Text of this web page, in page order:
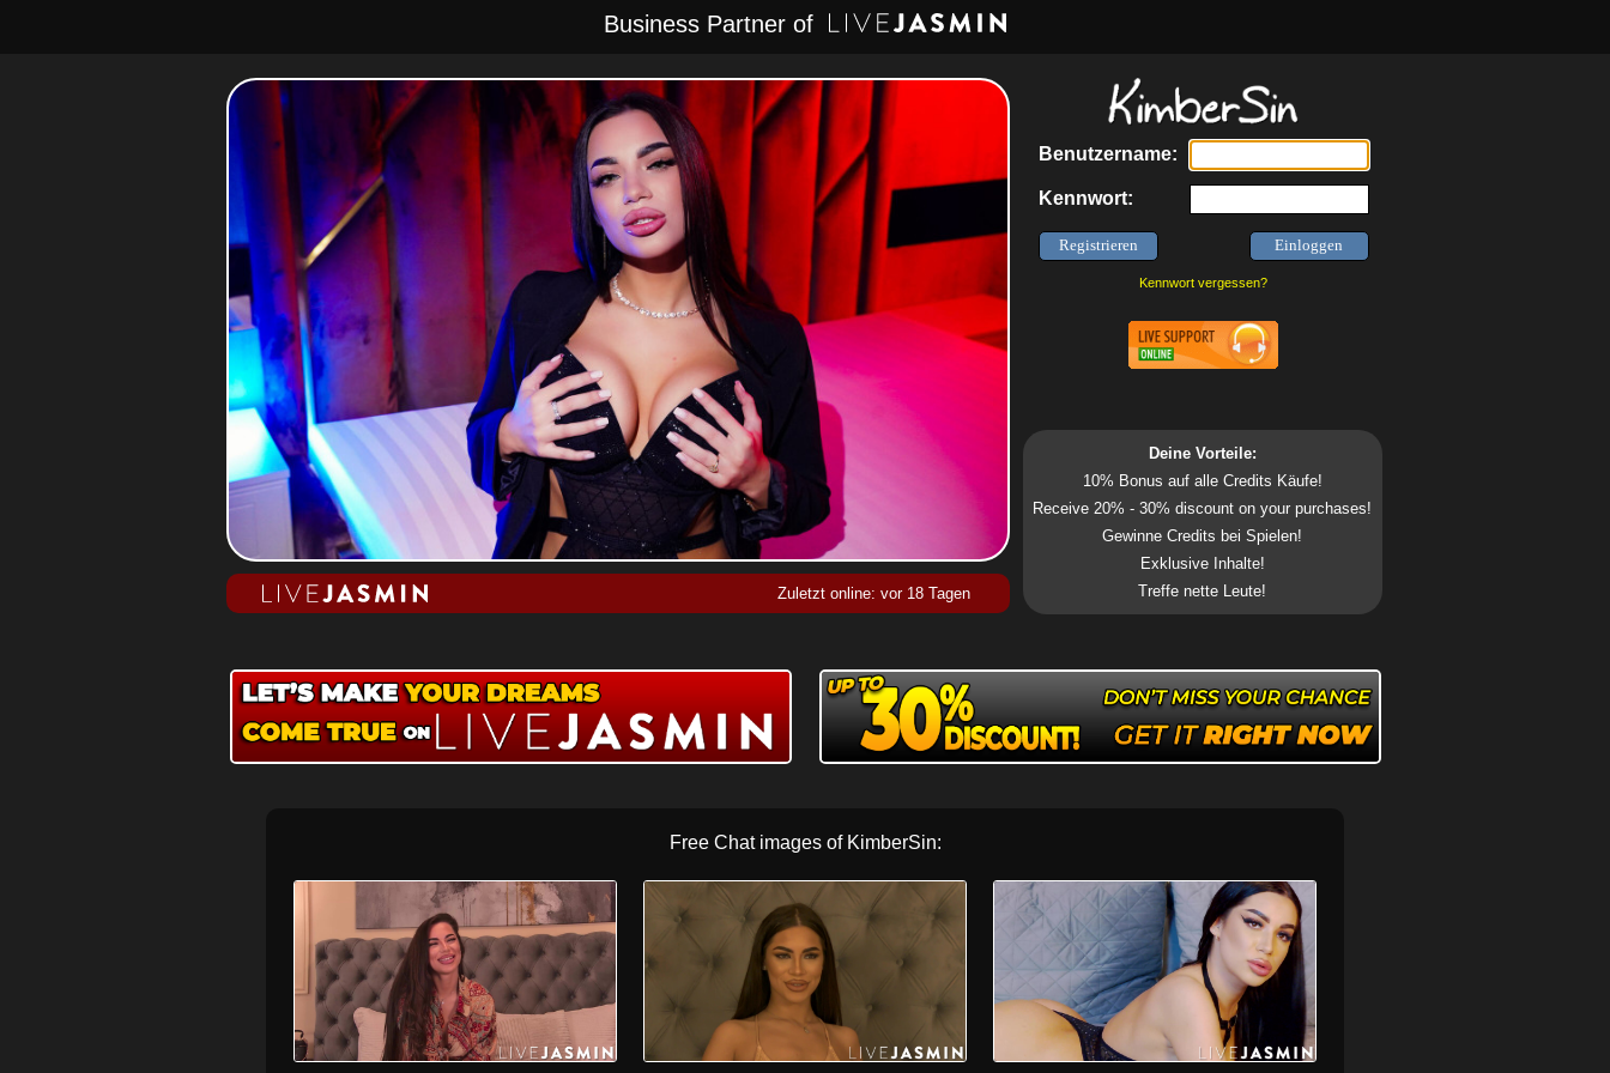
Business Partner of
Zuletzt online: vor 18 Tagen
Benutzername:
Kennwort:
Kennwort vergessen?
Deine Vorteile:
10% Bonus auf alle Credits Käufe!
Receive 20% - 30% discount on your purchases!
Gewinne Credits bei Spielen!
Exklusive Inhalte!
Treffe nette Leute!
Free Chat images of KimberSin: